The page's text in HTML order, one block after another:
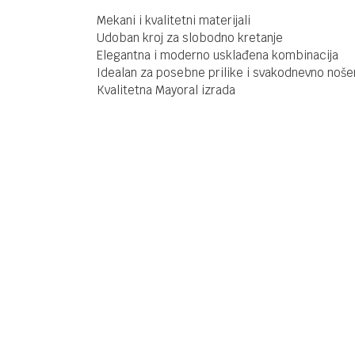
Mekani i kvalitetni materijali
Udoban kroj za slobodno kretanje
Elegantna i moderno usklađena kombinacija
Idealan za posebne prilike i svakodnevno
Kvalitetna Mayoral izrada